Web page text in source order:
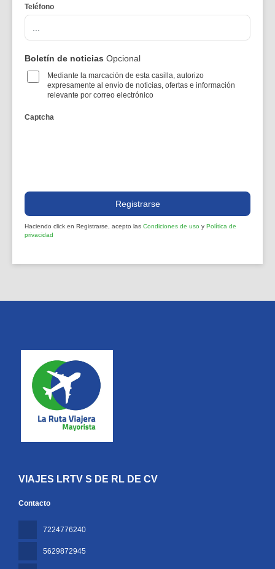
Teléfono
Boletín de noticias Opcional
Mediante la marcación de esta casilla, autorizo
expresamente al envío de noticias, ofertas e información
relevante por correo electrónico
Captcha
Registrarse
Haciendo click en Registrarse, acepto las Condiciones de uso y Política de
privacidad
VIAJES LRTV S DE RL DE CV
Contacto
7224776240
5629872945